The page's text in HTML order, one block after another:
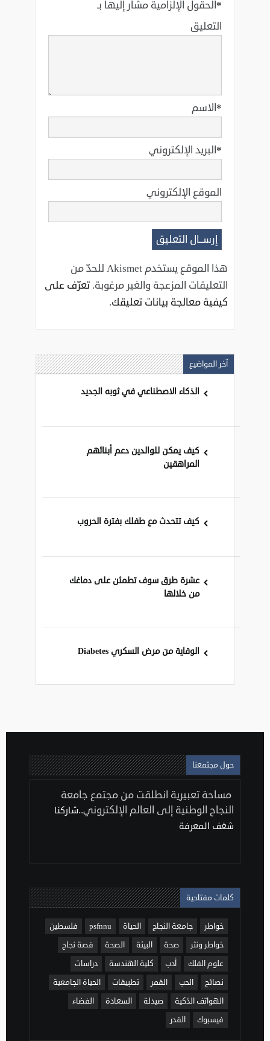
الحقول الإلزامية مشار إليها بـ*
التعليق
الاسم*
البريد الإلكتروني*
الموقع الإلكتروني
هذا الموقع يستخدم Akismet للحدّ من
التعليقات المزعجة والغير مرغوبة. تعرّف على
كيفية معالجة بيانات تعليقك.
آخر المواضيع
الذكاء الاصطناعي في ثوبه الجديد
كيف يمكن للوالدين دعم أبنائهم
المراهقين
كيف تتحدث مع طفلك بفترة الحروب
عشرة طرق سوف تطمئن على دماغك
من خلالها
الوقاية من مرض السكري Diabetes
حول مجتمعنا
مساحة تعبيرية انطلقت من مجتمع جامعة
النجاح الوطنية إلى العالم الإلكتروني..شاركنا
شغف المعرفة
كلمات مفتاحية
خواطر جامعة النجاح الحياة psfnnu
فلسطين
خواطر ونثر
صحة البيئة الصحة
قصة نجاح
علوم الفلك
أدب كلية الهندسة
دراسات
نصائح
الحب القمر تطبيقات
الحياة الجامعية
الهواتف الذكية
صيدلة السعادة
الفضاء
فيسبوك
القدر